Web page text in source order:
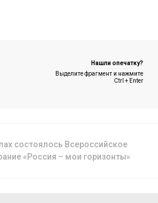
Нашли опечатку?
Выделите фрагмент и нажмите
Ctrl + Enter
состоялось Всероссийское
«Россия – мои горизонты»